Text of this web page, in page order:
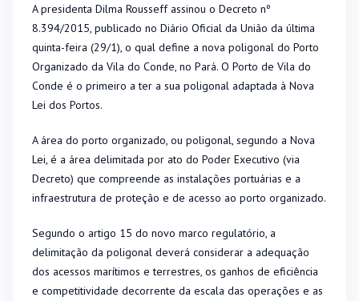
A presidenta Dilma Rousseff assinou o Decreto nº
8.394/2015, publicado no Diário Oficial da União da última
quinta-feira (29/1), o qual define a nova poligonal do Porto
Organizado da Vila do Conde, no Pará. O Porto de Vila do
Conde é o primeiro a ter a sua poligonal adaptada à Nova
Lei dos Portos.
A área do porto organizado, ou poligonal, segundo a Nova
Lei, é a área delimitada por ato do Poder Executivo (via
Decreto) que compreende as instalações portuárias e a
infraestrutura de proteção e de acesso ao porto organizado.
Segundo o artigo 15 do novo marco regulatório, a
delimitação da poligonal deverá considerar a adequação
dos acessos marítimos e terrestres, os ganhos de eficiência
e competitividade decorrente da escala das operações e as